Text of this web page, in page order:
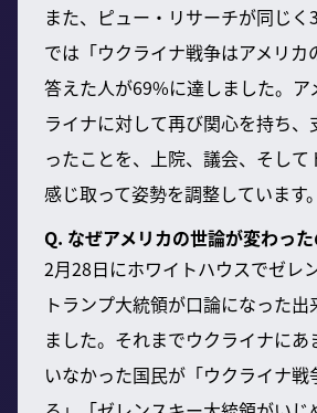
また、ピュー・リサーチが同じ
では「ウクライナ戦争はアメリカ
答えた人が69%に達しました。ア
ライナに対して再び関心を持ち
ったことを、上院、議会、そし
感じ取って姿勢を調整しています。
Q. なぜアメリカの世論が変わっ
2月28日にホワイトハウスでゼレ
トランプ大統領が口論になった出
ました。それまでウクライナに
いなかった国民が「ウクライナ